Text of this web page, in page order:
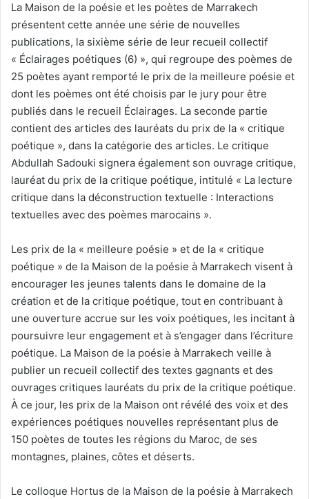
La Maison de la poésie et les poètes de Marrakech
présentent cette année une série de nouvelles
publications, la sixième série de leur recueil collectif
« Éclairages poétiques (6) », qui regroupe des poèmes de
25 poètes ayant remporté le prix de la meilleure poésie et
dont les poèmes ont été choisis par le jury pour être
publiés dans le recueil Éclairages. La seconde partie
contient des articles des lauréats du prix de la « critique
poétique », dans la catégorie des articles. Le critique
Abdullah Sadouki signera également son ouvrage critique,
lauréat du prix de la critique poétique, intitulé « La lecture
critique dans la déconstruction textuelle : Interactions
textuelles avec des poèmes marocains ».
Les prix de la « meilleure poésie » et de la « critique
poétique » de la Maison de la poésie à Marrakech visent à
encourager les jeunes talents dans le domaine de la
création et de la critique poétique, tout en contribuant à
une ouverture accrue sur les voix poétiques, les incitant à
poursuivre leur engagement et à s’engager dans l’écriture
poétique. La Maison de la poésie à Marrakech veille à
publier un recueil collectif des textes gagnants et des
ouvrages critiques lauréats du prix de la critique poétique.
À ce jour, les prix de la Maison ont révélé des voix et des
expériences poétiques nouvelles représentant plus de
150 poètes de toutes les régions du Maroc, de ses
montagnes, plaines, côtes et déserts.
Le colloque Hortus de la Maison de la poésie à Marrakech